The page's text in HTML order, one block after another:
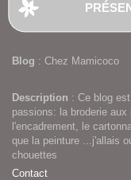
Blog : Chez Mamicoco
Description : Ce blog
passions: la broderie
l'encadrement, le
que la peinture ...j'allais
chouettes
Contact